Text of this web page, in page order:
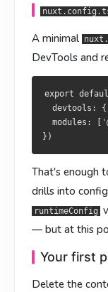
写下第一页
app.vue 改成：
  <NuxtLayout>
    <NuxtPage />
  </NuxtLayout>
新建 app/pages/
  <section>
<h1>Hello
  </section>
寫下第一頁
app.vue 改為：
  <NuxtLayout>
    <NuxtPage />
  </NuxtLayout>
新建 app/pages/
  <section>
<h1>Hello
  </section>
A minimal
DevTools and
export
devtools:
modules:
That's enough
drills into
runtimeConfig
— but at this
Your first
Delete the